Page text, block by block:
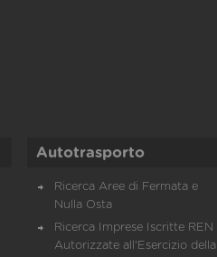
Autotrasporto
Ricerca Aree di Fermata e
Nulla Osta
Ricerca Imprese Iscritte REN
Autorizzate all'Esercizio della